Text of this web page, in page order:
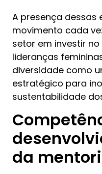
A presença dessas
movimento cada
setor em investir
lideranças
diversidade como
estratégico para
sustentabilidade
da